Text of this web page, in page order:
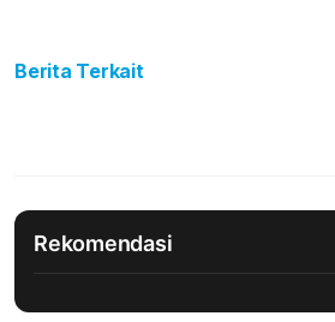
Berita Terkait
Rekomendasi